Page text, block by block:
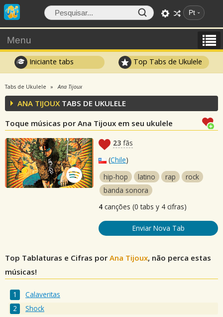
Pt
Menu
Iniciante tabs Top Tabs de Ukulele
Tabs de Ukulele Ana Tijoux
ANA TIJOUX TABS DE UKULELE
Toque músicas por Ana Tijoux em seu ukulele
23 fãs
(Chile)
hip-hop
latino rap
rock
banda sonora
4 canções (0 tabs y 4 cifras)
Enviar Nova Tab
Top Tablaturas e Cifras por Ana Tijoux, não perca estas
músicas!
Calaveritas
Shock